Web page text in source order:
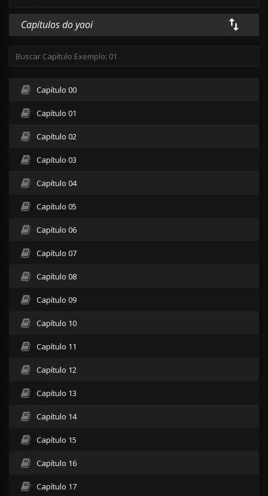
Capítulos do yaoi
Capítulo 00
Capítulo 01
Capítulo 02
Capítulo 03
Capítulo 04
Capítulo 05
Capítulo 06
Capítulo 07
Capítulo 08
Capítulo 09
Capítulo 10
Capítulo 11
Capítulo 12
Capítulo 13
Capítulo 14
Capítulo 15
Capítulo 16
Capítulo 17